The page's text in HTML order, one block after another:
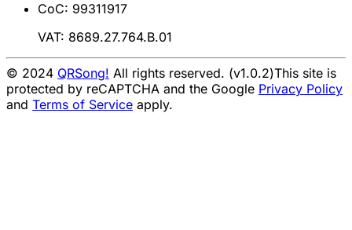
CoC: 99311917
VAT: 8689.27.764.B.01
© 2024 QRSong! All rights reserved. (v1.0.2)This site is
protected by reCAPTCHA and the Google Privacy Policy
and Terms of Service apply.